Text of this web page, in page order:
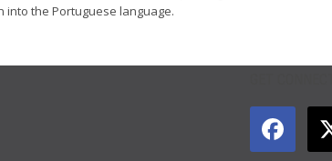
the Portuguese language.